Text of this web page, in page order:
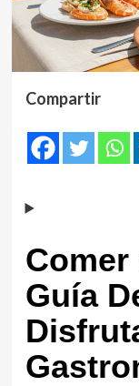
Compartir
Guía